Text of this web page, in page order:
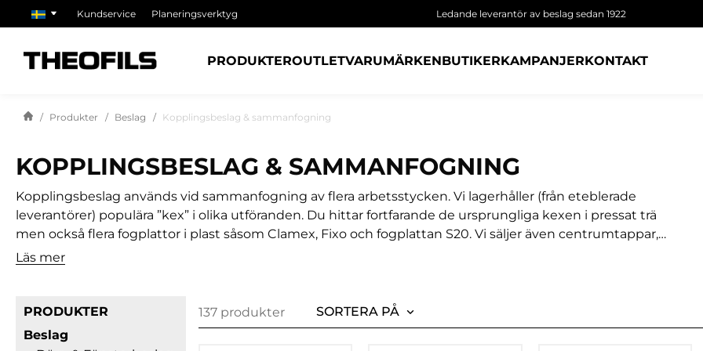
Kundservice Planeringsverktyg Ledande leverantör av beslag sedan 1922
PRODUKTEROUTLETVARUMÄRKENBUTIKERKAMPANJERKONTAKT
Produkter Beslag Kopplingsbeslag & sammanfogning
KOPPLINGSBESLAG & SAMMANFOGNING
Kopplingsbeslag används vid sammanfogning av flera arbetsstycken. Vi lagerhåller (från eteblerade
leverantörer) populära ”kex” i olika utföranden. Du hittar fortfarande de ursprungliga kexen i pressat trä
men också flera fogplattor i plast såsom Clamex, Fixo och fogplattan S20. Vi säljer även centrumtappar,
sargbeslag, sargsprintar, sängbeslag och lagningspluggar, vilka du också finner i den här kategorin.Vi har
Läs mer
PRODUKTER
Beslag
137 produkter SORTERA PÅ